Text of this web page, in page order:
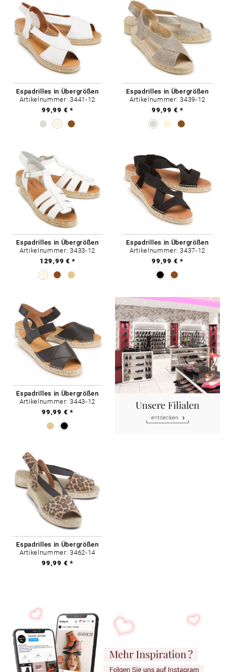
Espadrilles in Übergrößen
Artikelnummer: 3441-12
99,99 € *
Espadrilles in Übergrößen
Artikelnummer: 3439-12
99,99 € *
Espadrilles in Übergrößen
Artikelnummer: 3433-12
129,99 € *
Espadrilles in Übergrößen
Artikelnummer: 3437-12
99,99 € *
Espadrilles in Übergrößen
Artikelnummer: 3443-12
99,99 € *
Espadrilles in Übergrößen
Artikelnummer: 3462-14
99,99 € *